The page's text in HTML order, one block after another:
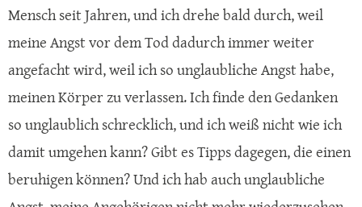
Mensch seit Jahren, und ich drehe bald durch, weil
meine Angst vor dem Tod dadurch immer weiter
angefacht wird, weil ich so unglaubliche Angst habe,
meinen Körper zu verlassen. Ich finde den Gedanken
so unglaublich schrecklich, und ich weiß nicht wie ich
damit umgehen kann? Gibt es Tipps dagegen, die einen
beruhigen können? Und ich hab auch unglaubliche